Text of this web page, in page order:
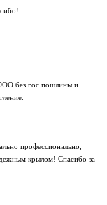
без гос.пошлины и
профессионально,
крылом! Спасибо за